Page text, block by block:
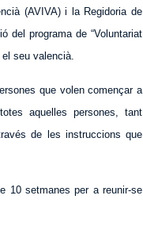
(AVIVA) i la Regidoria de
del programa de “Voluntariat
seu valencià.
que volen començar a
aquelles persones, tant
de les instruccions que
10 setmanes per a reunir-se